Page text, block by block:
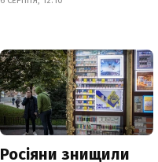
Росіяни знищили